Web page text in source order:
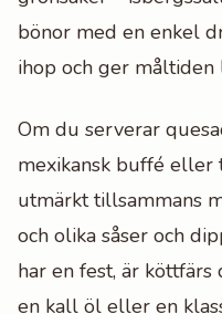
bönor med en enkel
ihop och ger måltiden
Om du serverar
mexikansk buffé eller
utmärkt tillsammans
och olika såser och
har en fest, är
en kall öl eller en